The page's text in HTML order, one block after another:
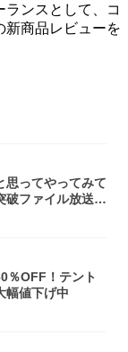
ンスとして、コ
新商品レビューを
思ってやってみて
破ファイル放送で
％OFF！テント
幅値下げ中